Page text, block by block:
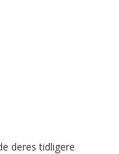
deres tidligere